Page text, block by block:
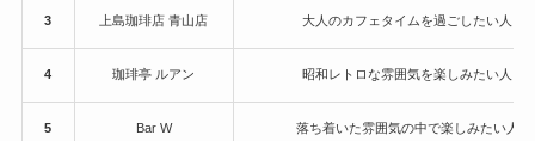
3 上島珈琲店 青山店 大人のカフェタイムを過ごしたい人
4 珈琲亭 ルアン 昭和レトロな雰囲気を楽しみたい人
5 Bar W 落ち着いた雰囲気の中で楽しみたい人